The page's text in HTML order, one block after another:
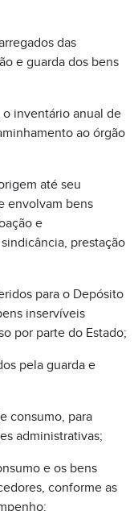
das
e guarda dos bens
inventário anual de
ao órgão
até seu
envolvam bens
e
prestação
para o Depósito
inservíveis
por parte do Estado;
pela guarda e
consumo, para
administrativas;
e os bens
conforme as